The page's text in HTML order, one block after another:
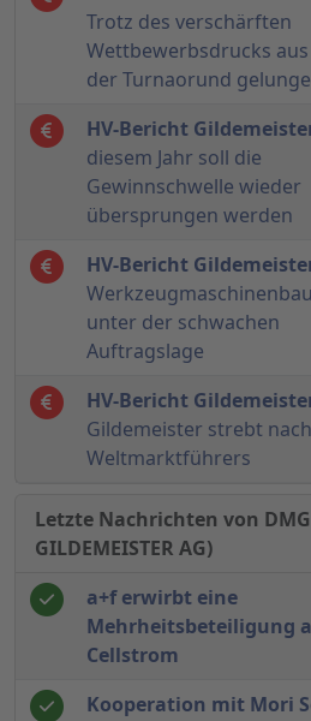
Trotz des verschärften
Wettbewerbsdrucks
der Turnaorund
HV-Bericht
diesem Jahr soll die
Gewinnschwelle wieder
übersprungen werden
HV-Bericht
unter der schwachen
Auftragslage
HV-Bericht
Gildemeister strebt
Weltmarktführers
Letzte Nachrichten von
GILDEMEISTER AG)
a+f erwirbt eine
Mehrheitsbeteiligung
Cellstrom
Kooperation mit Mori